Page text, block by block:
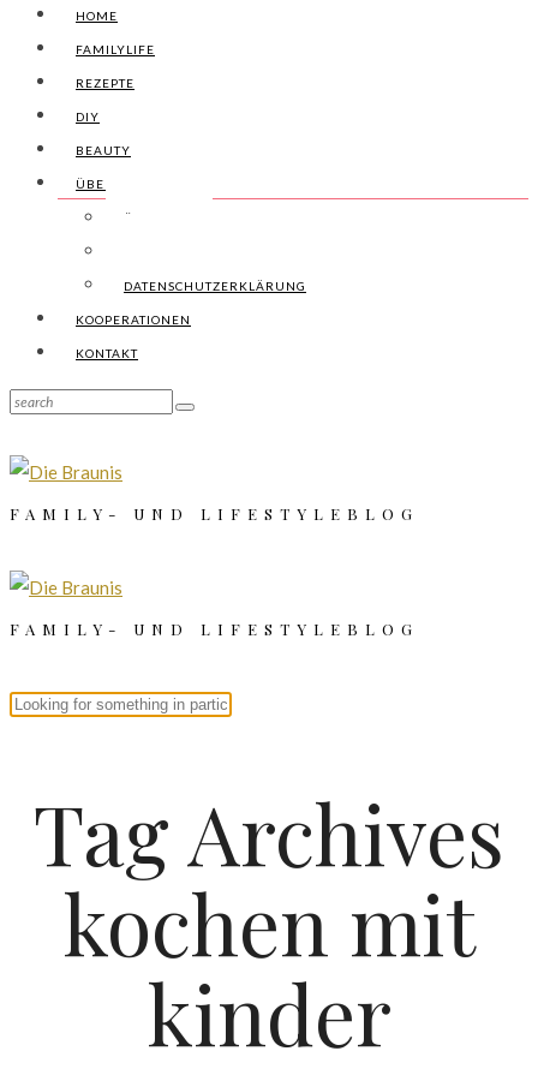
HOME
FAMILYLIFE
REZEPTE
DIY
BEAUTY
ÜBER UNS
ÜBER UNS
DATENSCHUTZERKLÄRUNG
KOOPERATIONEN
KONTAKT
FAMILY- UND LIFESTYLEBLOG
FAMILY- UND LIFESTYLEBLOG
Tag Archives
kochen mit
kinder